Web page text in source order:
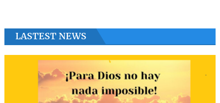
LASTEST NEWS